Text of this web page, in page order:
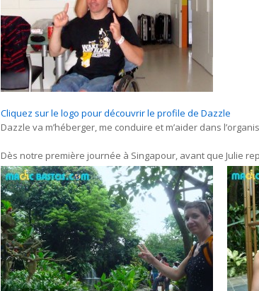
Cliquez sur le logo pour découvrir le profile de Dazzle
Dazzle va m’héberger, me conduire et m’aider dans
Dès notre première journée à Singapour, avant que Julie